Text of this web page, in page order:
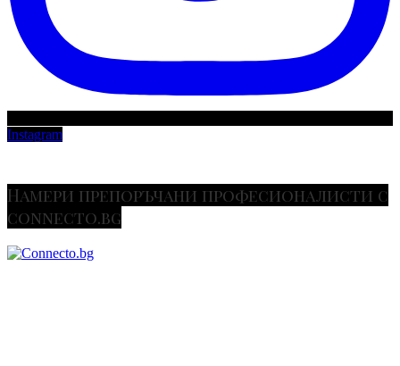
Instagram
Намери препоръчани професионалисти с
connecto.bg